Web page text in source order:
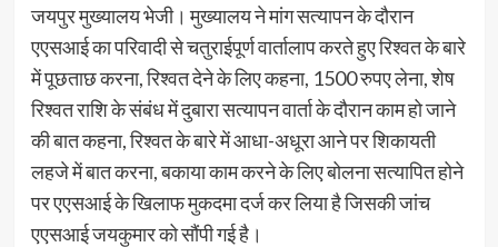
जयपुर मुख्यालय भेजी। मुख्यालय ने मांग सत्यापन के दौरान
एएसआई का परिवादी से चतुराईपूर्ण वार्तालाप करते हुए रिश्वत के बारे
में पूछताछ करना, रिश्वत देने के लिए कहना, 1500 रुपए लेना, शेष
रिश्वत राशि के संबंध में दुबारा सत्यापन वार्ता के दौरान काम हो जाने
की बात कहना, रिश्वत के बारे में आधा-अधूरा आने पर शिकायती
लहजे में बात करना, बकाया काम करने के लिए बोलना सत्यापित होने
पर एएसआई के खिलाफ मुकदमा दर्ज कर लिया है जिसकी जांच
एएसआई जयकुमार को सौंपी गई है।